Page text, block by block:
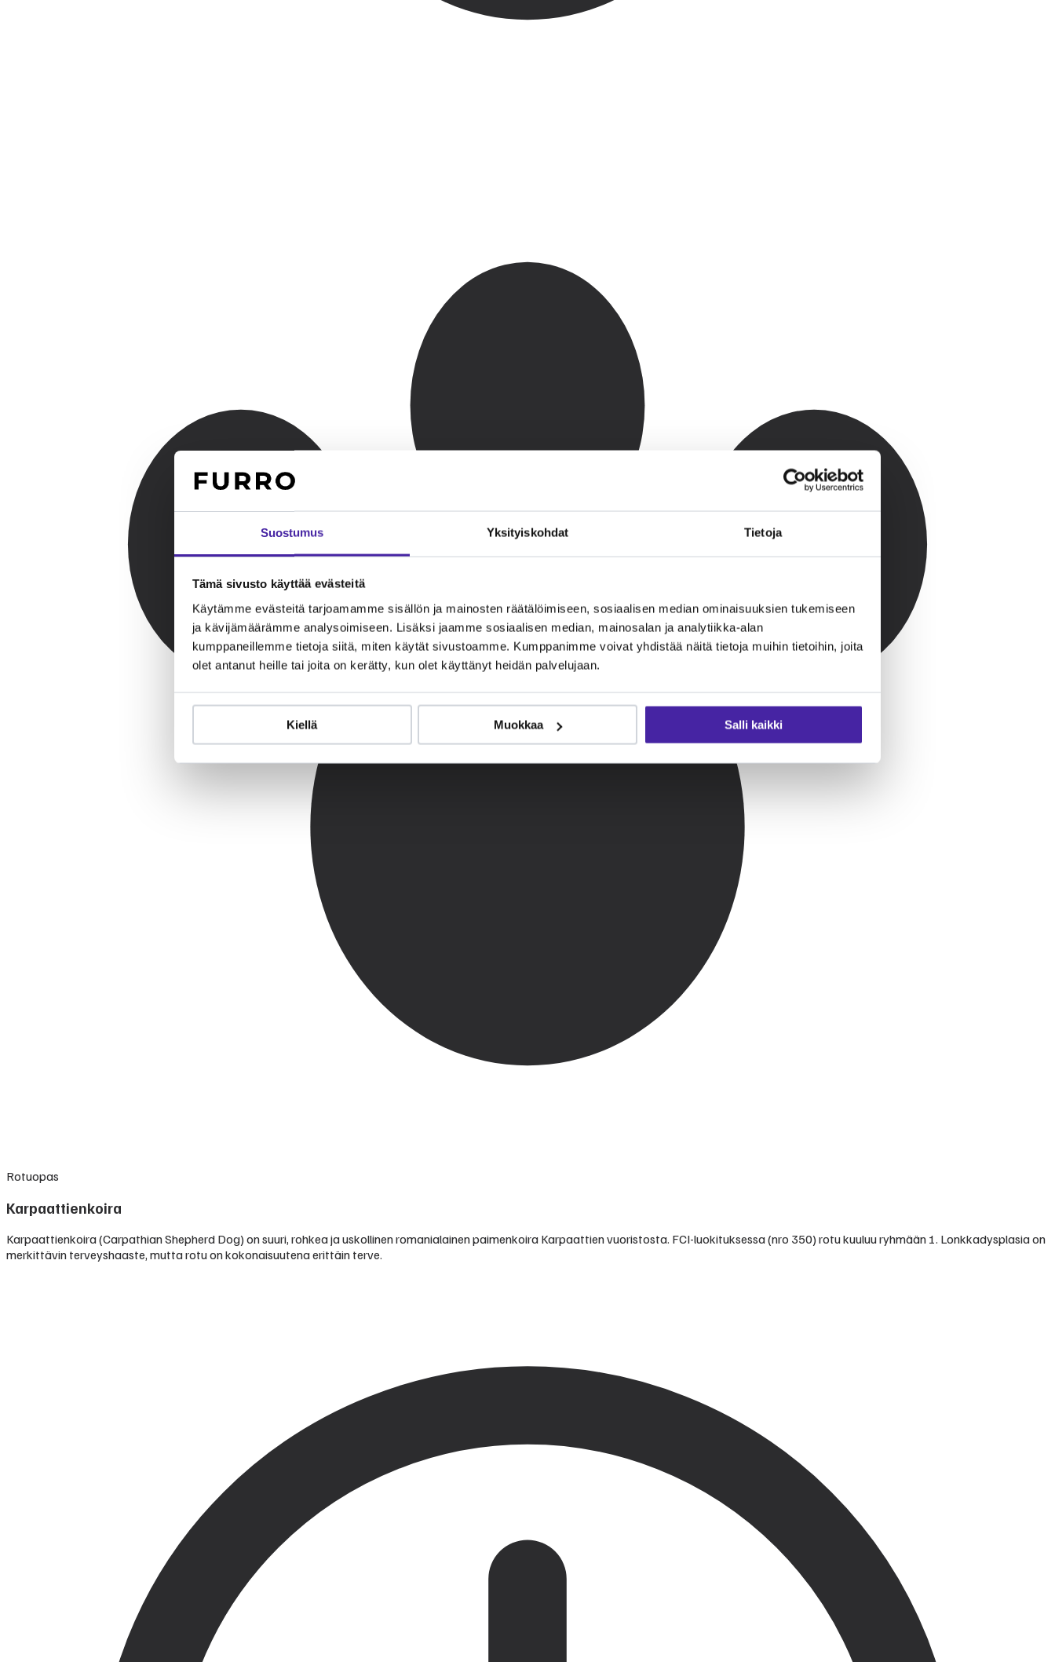
Suostumus Yksityiskohdat Tietoja
Tämä sivusto käyttää evästeitä
Käytämme evästeitä tarjoamamme sisällön ja mainosten räätälöimiseen, sosiaalisen median ominaisuuksien tukemiseen
ja kävijämäärämme analysoimiseen. Lisäksi jaamme sosiaalisen median, mainosalan ja analytiikka-alan
kumppaneillemme tietoja siitä, miten käytät sivustoamme. Kumppanimme voivat yhdistää näitä tietoja muihin tietoihin, joita
olet antanut heille tai joita on kerätty, kun olet käyttänyt heidän palvelujaan.
Kiellä Muokkaa Salli kaikki
Rotuopas
Karpaattienkoira
Karpaattienkoira (Carpathian Shepherd Dog) on suuri, rohkea ja uskollinen romanialainen paimenkoira Karpaattien vuoristosta. FCI-luokituksessa (nro 350) rotu kuuluu ryhmään 1. Lonkkadysplasia on
merkittävin terveyshaaste, mutta rotu on kokonaisuutena erittäin terve.